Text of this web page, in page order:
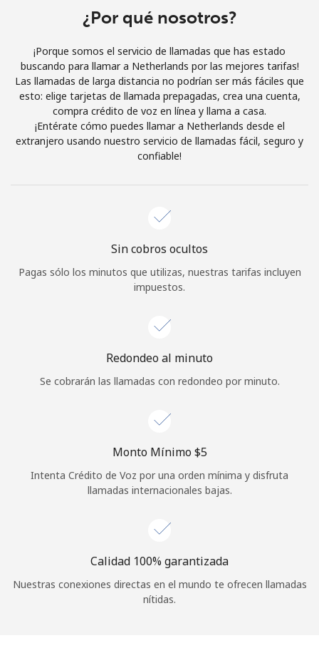
Iniciar Sesión
o
Continuar con
¿Por qué nosotros?
¡Porque somos el servicio de llamadas que has estado
buscando para llamar a Netherlands por las mejores tarifas!
Las llamadas de larga distancia no podrían ser más fáciles que
esto: elige tarjetas de llamada prepagadas, crea una cuenta,
compra crédito de voz en línea y llama a casa.
¡Entérate cómo puedes llamar a Netherlands desde el
extranjero usando nuestro servicio de llamadas fácil, seguro y
confiable!
Sin cobros ocultos
Pagas sólo los minutos que utilizas, nuestras tarifas incluyen
impuestos.
Redondeo al minuto
Se cobrarán las llamadas con redondeo por minuto.
Monto Mínimo ⁦$5⁩
Intenta Crédito de Voz por una orden mínima y disfruta
llamadas internacionales bajas.
Calidad 100% garantizada
Nuestras conexiones directas en el mundo te ofrecen llamadas
nítidas.